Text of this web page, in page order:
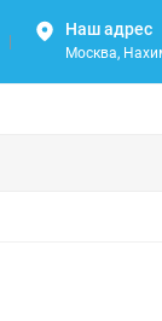
Наш адрес
Москва,